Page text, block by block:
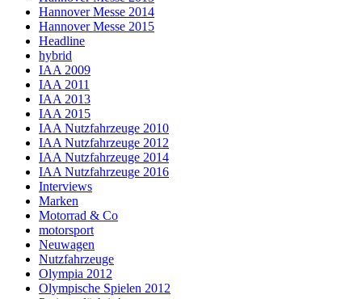
Hannover Messe 2014
Hannover Messe 2015
Headline
hybrid
IAA 2009
IAA 2011
IAA 2013
IAA 2015
IAA Nutzfahrzeuge 2010
IAA Nutzfahrzeuge 2012
IAA Nutzfahrzeuge 2014
IAA Nutzfahrzeuge 2016
Interviews
Marken
Motorrad & Co
motorsport
Neuwagen
Nutzfahrzeuge
Olympia 2012
Olympische Spielen 2012